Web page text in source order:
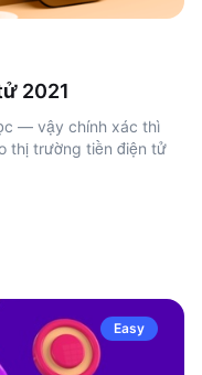
2021
— vậy chính xác thì
thị trường tiền điện tử
Easy